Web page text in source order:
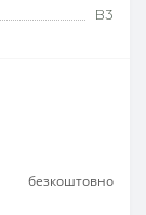
В3
безкоштовно